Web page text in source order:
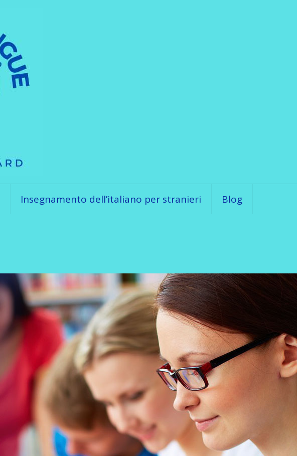
Insegnamento dell’italiano per stranieri Blog